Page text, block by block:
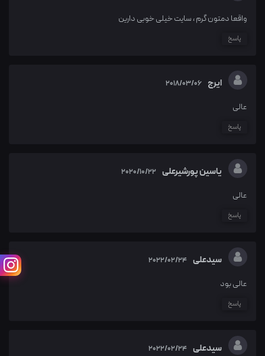
واقعا دمتون گرم ، سایت خیلی خوبی دارین
پاسخ
ایرج 2018/03/06
عالی
پاسخ
یاسین پورشیرعلی 2020/10/22
عالی
پاسخ
سیدعلی 2022/02/24
عالی بود
پاسخ
سیدعلی 2022/02/24